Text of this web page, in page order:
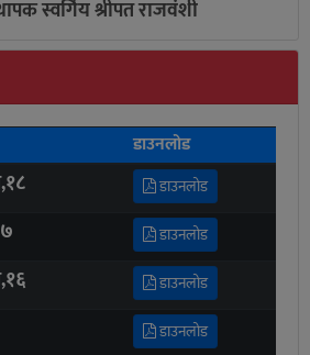
स्वर्गिय श्रीपत राजवंशी
डाउनलोड
डाउनलोड
डाउनलोड
डाउनलोड
डाउनलोड